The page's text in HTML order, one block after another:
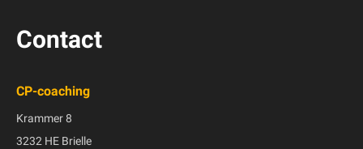
Contact
CP-coaching
Krammer 8
3232 HE Brielle